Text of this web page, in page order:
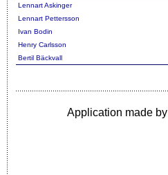
Lennart Askinger
Lennart Pettersson
Ivan Bodin
Henry Carlsson
Bertil Bäckvall
Application made by